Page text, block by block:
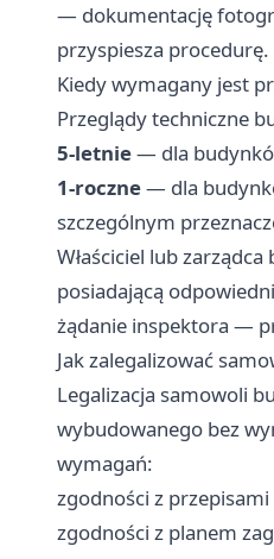
— dokumentację
przyspiesza procedurę.
Kiedy wymagany jest
Przeglądy techniczne
5-letnie— dla
1-roczne— dla
szczególnym
Właściciel lub
posiadającą
żądanie inspektora —
Jak zalegalizować
Legalizacja samowoli
wybudowanego bez
wymagań:
zgodności z
zgodności z planem